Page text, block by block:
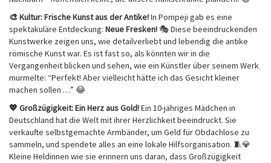
🎨 Kultur: Frische Kunst aus der Antike!In Pompeji gab es eine
spektakuläre Entdeckung: Neue Fresken! 🎭 Diese beeindruckenden
Kunstwerke zeigen uns, wie detailverliebt und lebendig die antike
römische Kunst war. Es ist fast so, als könnten wir in die
Vergangenheit blicken und sehen, wie ein Künstler über seinem Werk
murmelte: “Perfekt! Aber vielleicht hätte ich das Gesicht kleiner
machen sollen …” 😂
💖 Großzügigkeit: Ein Herz aus Gold!Ein 10-jähriges Mädchen in
Deutschland hat die Welt mit ihrer Herzlichkeit beeindruckt. Sie
verkaufte selbstgemachte Armbänder, um Geld für Obdachlose zu
sammeln, und spendete alles an eine lokale Hilfsorganisation. 🧵💎
Kleine Heldinnen wie sie erinnern uns daran, dass Großzügigkeit